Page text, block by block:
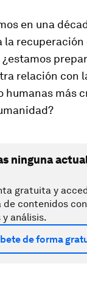
en una
recuperación
relación con
humanas más
ninguna
gratuita y
de contenidos
análisis.
de forma